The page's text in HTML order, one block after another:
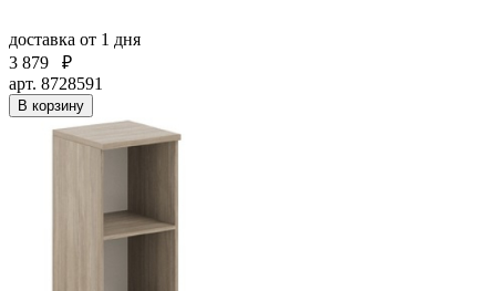
доставка от 1 дня
3 879
₽
арт. 8728591
В корзину